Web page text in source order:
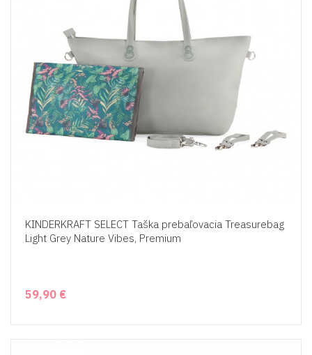
KINDERKRAFT SELECT Taška prebaľovacia Treasurebag
Light Grey Nature Vibes, Premium
59,90 €